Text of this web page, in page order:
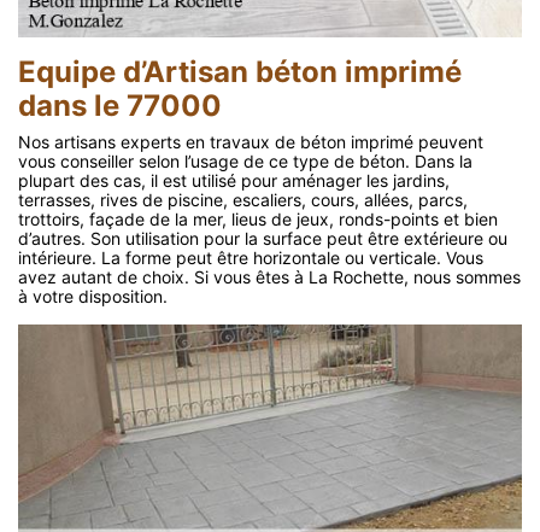
Equipe d’Artisan béton imprimé
dans le 77000
Nos artisans experts en travaux de béton imprimé peuvent
vous conseiller selon l’usage de ce type de béton. Dans la
plupart des cas, il est utilisé pour aménager les jardins,
terrasses, rives de piscine, escaliers, cours, allées, parcs,
trottoirs, façade de la mer, lieus de jeux, ronds-points et bien
d’autres. Son utilisation pour la surface peut être extérieure ou
intérieure. La forme peut être horizontale ou verticale. Vous
avez autant de choix. Si vous êtes à La Rochette, nous sommes
à votre disposition.